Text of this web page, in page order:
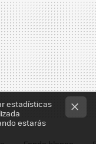
estadísticas
estarás